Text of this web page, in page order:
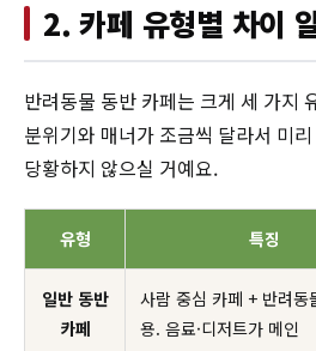
2. 카페 유형별 차이
반려동물 동반 카페는 크게 세 가지
분위기와 매너가 조금씩 달라서 미
당황하지 않으실 거예요.
유형 특징
일반 동반
카페
사람 중심 카페 + 반려동
용. 음료·디저트가 메인